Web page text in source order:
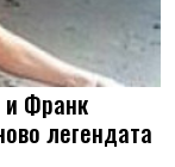
и Франк
легендата